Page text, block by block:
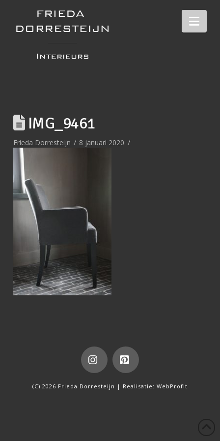
IMG_9461
Frieda Dorresteijn 8 januari 2020
InstagramPinterest
(C) 2026 Frieda Dorresteijn | Realisatie: WebProfit